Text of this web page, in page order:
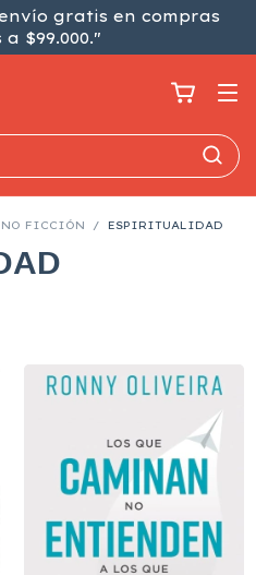
gratis en compras
$99.000."
NO FICCIÓN / ESPIRITUALIDAD